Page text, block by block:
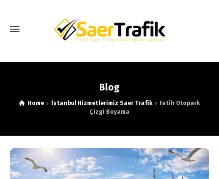
Blog
Home İstanbul Hizmetlerimiz Saer Trafik
Fatih Otopark
Çizgi Boyama